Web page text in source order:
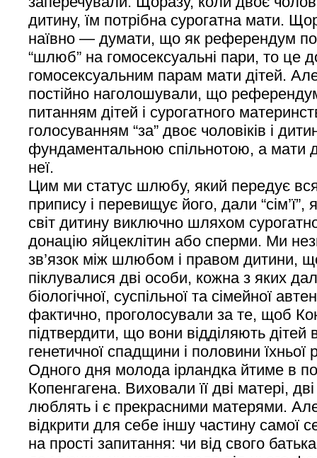
дитину, їм потрібна сурогатна мати.
наївно — думати, що як референдум
“шлюб” на гомосексуальні пари, то це
гомосексуальним парам мати дітей.
постійно наголошували, що референдум
питанням дітей і сурогатного
голосуванням “за” двоє чоловіків і
фундаментальною спільнотою, а мати
неї.
Цим ми статус шлюбу, який передує
припису і перевищує його, дали
світ дитину виключно шляхом
донацію яйцеклітин або сперми. Ми
зв’язок між шлюбом і правом дитини,
піклувалися дві особи, кожна з яких
біологічної, суспільної та сімейної
фактично, проголосували за те, щоб
підтвердити, що вони відділяють дітей
генетичної спадщини і половини їхньої
Одного дня молода ірландка йтиме в
Копенгагена. Виховали її дві матері,
люблять і є прекрасними матерями.
відкрити для себе іншу частину самої
на прості запитання: чи від свого